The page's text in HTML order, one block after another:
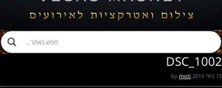
DSC_1002
15 ביולי 2015 moti